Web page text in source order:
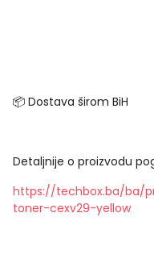
📦 Dostava širom BiH
Detaljnije o proizvodu
https://techbox.ba/ba/
toner-cexv29-yellow